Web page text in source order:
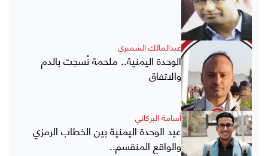
عبدالمالك الشميري
الوحدة اليمنية.. ملحمة نُسجت بالدم
والاتفاق
أسامة البركاني
عيد الوحدة اليمنية بين الخطاب الرمزي
والواقع المنقسم..